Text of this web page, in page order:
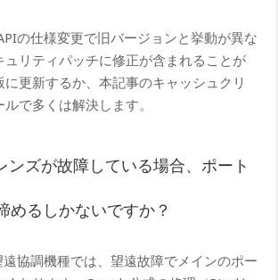
の仕様変更で旧バージョンと挙動が異な
ュリティパッチに修正が含まれることが
更新するか、本記事のキャッシュクリ
で多くは解決します。
ンズが故障している場合、ポート
めるしかないですか？
協調機種では、望遠故障でメインのポー